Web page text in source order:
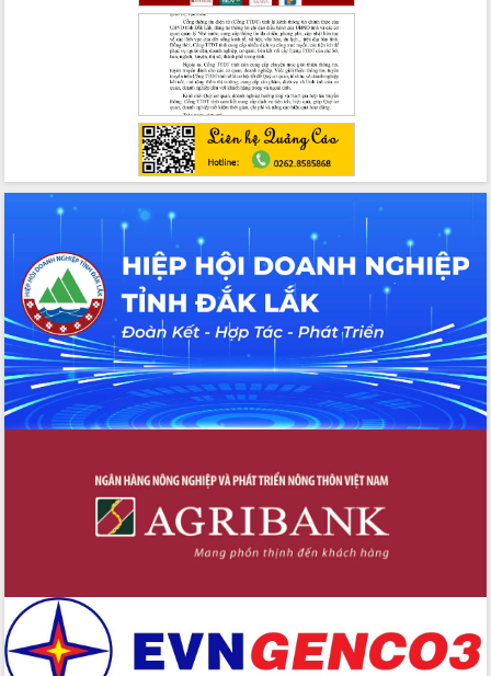
trưởng đạt 5,86% trong năm 2026
UBND tỉnh Đắk Lắk triển khai công tác
quốc phòng, quân sự địa phương năm
Đắk Lắk tập trung toàn lực khắc phục
tồn tại IUU, sẵn sàng làm việc với
Chủ tịch UBND tỉnh Tạ Anh Tuấn thăm,
chúc mừng các bệnh viện nhân Ngày
Thầy thuốc Việt Nam
Rộn ràng lễ hội truyền thống Sông
nước Đà Nông lần thứ I năm 2026
Kỳ họp Chuyên đề lần thứ Năm, HĐND
tỉnh Đắk Lắk thông qua các nghị quyết
quan trọng
Thống nhất danh sách giới thiệu ứng
cử đại biểu Quốc hội khoá XVI và đại
biểu HĐND tỉnh Đắk Lắk, nhiệm kỳ
Phát động hai phong trào thi đua quan
trọng trong kỷ nguyên mới
Hội nghị lần thứ tư Ban Chỉ đạo công
tác bầu cử tỉnh Đắk Lắk
tháng 01/2026
Phó Thủ tướng Hồ Quốc Dũng đánh giá
cao kết quả Chiến dịch Quang Trung
tại Đắk Lắk